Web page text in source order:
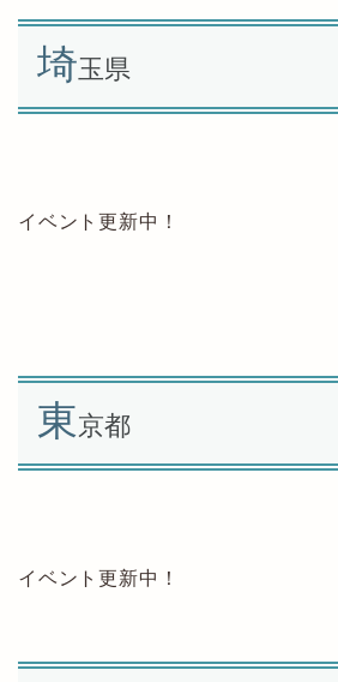
埼玉県
イベント更新中！
東京都
イベント更新中！